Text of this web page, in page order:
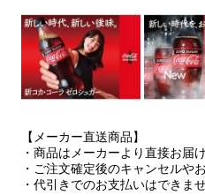
【メーカー直送商品】
・商品はメーカーより直接お届
・ご注文確定後のキャンセルや
・代引きでのお支払いはできま